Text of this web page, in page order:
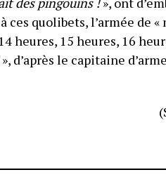
quolibets, l’armée de «
heures, 15 heures, 16
», d’après le capitaine